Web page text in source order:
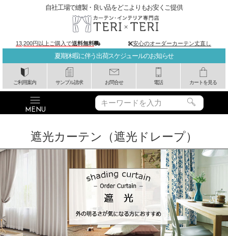
夏期休暇に伴う出荷スケジュールのお知らせ
ご利用案内 サンプル請求 お問合せ 電話 カートを見る
自社工場で縫製・良い品をどこよりもお安くご提供
13,200円以上ご購入で送料無料 安心のオーダーカーテン丈直し
遮光カーテン（遮光ドレープ）